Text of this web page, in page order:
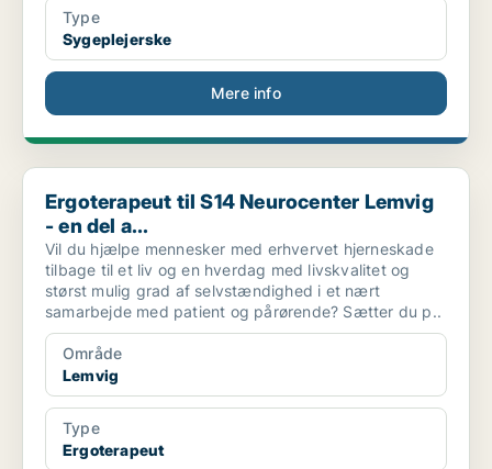
Type
Sygeplejerske
Mere info
Ergoterapeut til S14 Neurocenter Lemvig - en del a...
Ergoterapeut til S14 Neurocenter Lemvig
- en del a...
Vil du hjælpe mennesker med erhvervet hjerneskade
tilbage til et liv og en hverdag med livskvalitet og
størst mulig grad af selvstændighed i et nært
samarbejde med patient og pårørende? Sætter du p..
Område
Lemvig
Type
Ergoterapeut